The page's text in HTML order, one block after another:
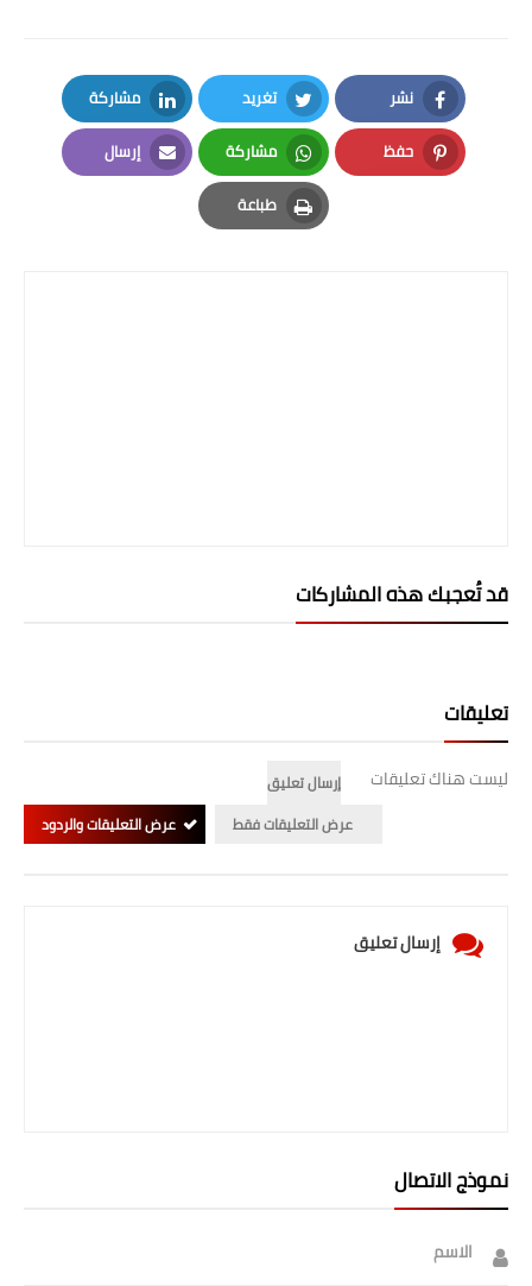
ملازم دراسية
المرحلة الابتدائية
المرحلة المتوسطة
المرحلة الاعدادية
نشر
Facebook
تغريد
Twitter
مشاركة
LinkedIn
حفظ
Pinterest
مشاركة
Whatsapp
إرسال
Email
طباعة
Print
قد تُعجبك هذه المشاركات
تعليقات
ليست هناك تعليقات
إرسال تعليق
عرض التعليقات فقط
عرض التعليقات والردود
إرسال تعليق
نموذج الاتصال
الاسم